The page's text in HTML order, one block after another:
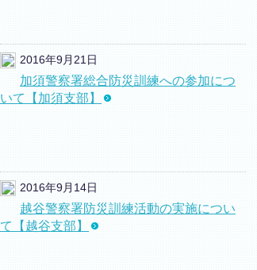
2016年9月21日
加須警察署総合防災訓練への参加につ
いて【加須支部】
2016年9月14日
越谷警察署防災訓練活動の実施につい
て【越谷支部】